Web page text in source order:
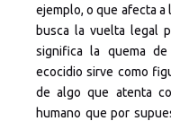
ejemplo, o que afecta a
busca la vuelta legal
significa la quema
ecocidio sirve como
de algo que atenta
humano que por